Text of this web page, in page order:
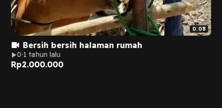
0:08
Bersih bersih halaman rumah
0 1 tahun lalu
Rp2.000.000